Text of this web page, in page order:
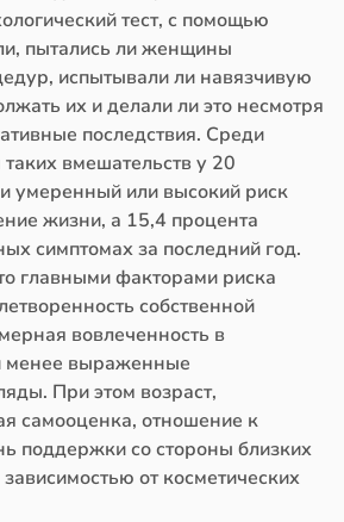
тест, с помощью
пытались ли женщины
испытывали ли навязчивую
их и делали ли это несмотря
последствия. Среди
вмешательств у 20
умеренный или высокий риск
жизни, а 15,4 процента
симптомах за последний год.
главными факторами риска
собственной
вовлеченность в
менее выраженные
При этом возраст,
самооценка, отношение к
поддержки со стороны близких
от косметических